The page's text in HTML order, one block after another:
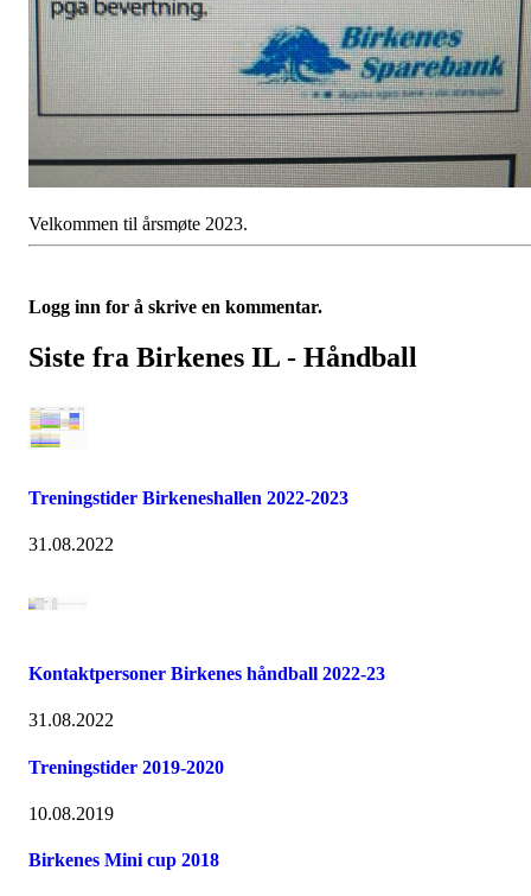
Velkommen til årsmøte 2023.
Logg inn for å skrive en kommentar.
Siste fra Birkenes IL - Håndball
Treningstider Birkeneshallen 2022-2023
31.08.2022
Kontaktpersoner Birkenes håndball 2022-23
31.08.2022
Treningstider 2019-2020
10.08.2019
Birkenes Mini cup 2018